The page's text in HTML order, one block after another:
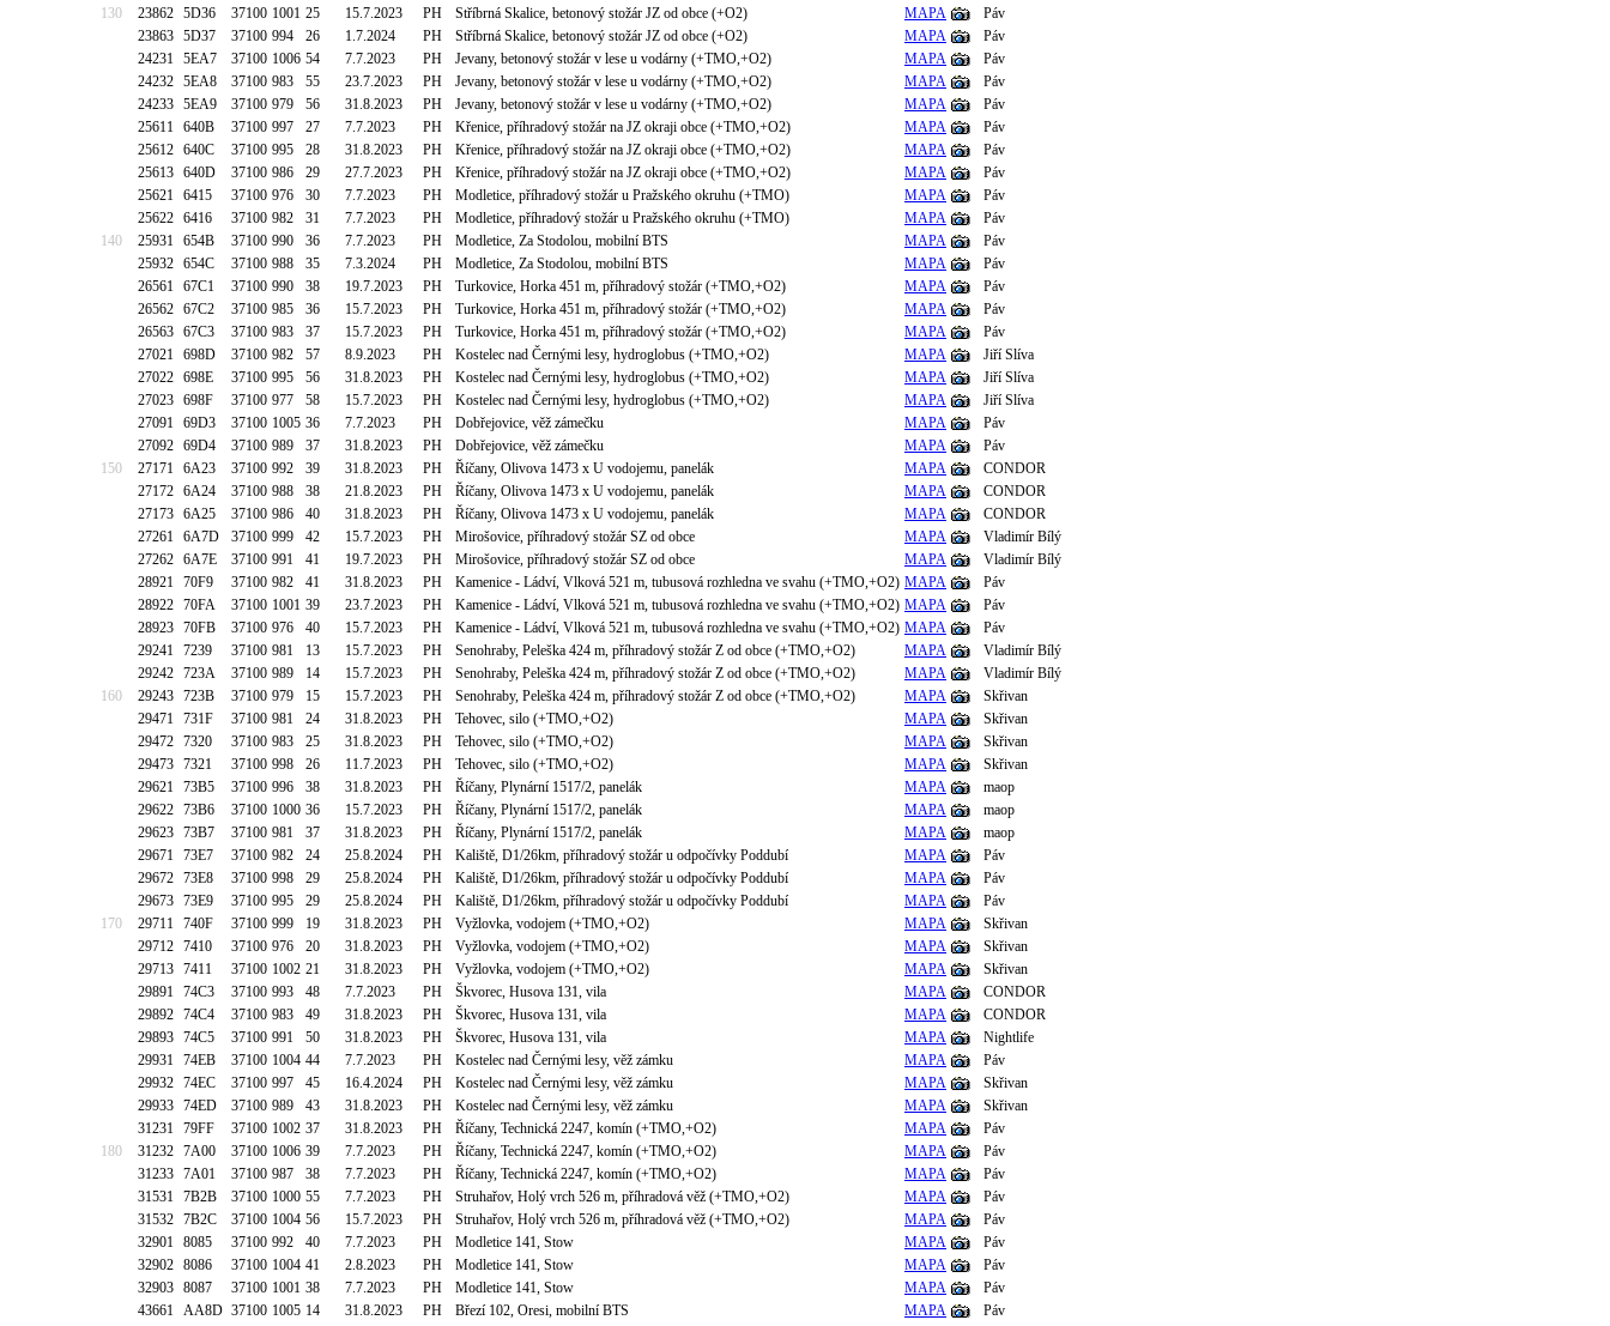
130
23862 5D36 37100 1001 25 15.7.2023 PH Stříbrná Skalice, betonový stožár JZ od obce (+O2) MAPA
Páv
23863 5D37 37100 994 26 1.7.2024 PH Stříbrná Skalice, betonový stožár JZ od obce (+O2) MAPA
Páv
24231 5EA7 37100 1006 54 7.7.2023 PH Jevany, betonový stožár v lese u vodárny (+TMO,+O2) MAPA
Páv
24232 5EA8 37100 983 55 23.7.2023 PH Jevany, betonový stožár v lese u vodárny (+TMO,+O2) MAPA
Páv
24233 5EA9 37100 979 56 31.8.2023 PH Jevany, betonový stožár v lese u vodárny (+TMO,+O2) MAPA
Páv
25611 640B 37100 997 27 7.7.2023 PH Křenice, příhradový stožár na JZ okraji obce (+TMO,+O2) MAPA
Páv
25612 640C 37100 995 28 31.8.2023 PH Křenice, příhradový stožár na JZ okraji obce (+TMO,+O2) MAPA
Páv
25613 640D 37100 986 29 27.7.2023 PH Křenice, příhradový stožár na JZ okraji obce (+TMO,+O2) MAPA
Páv
25621 6415 37100 976 30 7.7.2023 PH Modletice, příhradový stožár u Pražského okruhu (+TMO) MAPA
Páv
25622 6416 37100 982 31 7.7.2023 PH Modletice, příhradový stožár u Pražského okruhu (+TMO) MAPA
Páv
140
25931 654B 37100 990 36 7.7.2023 PH Modletice, Za Stodolou, mobilní BTS MAPA
Páv
25932 654C 37100 988 35 7.3.2024 PH Modletice, Za Stodolou, mobilní BTS MAPA
Páv
26561 67C1 37100 990 38 19.7.2023 PH Turkovice, Horka 451 m, příhradový stožár (+TMO,+O2) MAPA
Páv
26562 67C2 37100 985 36 15.7.2023 PH Turkovice, Horka 451 m, příhradový stožár (+TMO,+O2) MAPA
Páv
26563 67C3 37100 983 37 15.7.2023 PH Turkovice, Horka 451 m, příhradový stožár (+TMO,+O2) MAPA
Páv
27021 698D 37100 982 57 8.9.2023 PH Kostelec nad Černými lesy, hydroglobus (+TMO,+O2) MAPA
Jiří Slíva
27022 698E 37100 995 56 31.8.2023 PH Kostelec nad Černými lesy, hydroglobus (+TMO,+O2) MAPA
Jiří Slíva
27023 698F 37100 977 58 15.7.2023 PH Kostelec nad Černými lesy, hydroglobus (+TMO,+O2) MAPA
Jiří Slíva
27091 69D3 37100 1005 36 7.7.2023 PH Dobřejovice, věž zámečku MAPA
Páv
27092 69D4 37100 989 37 31.8.2023 PH Dobřejovice, věž zámečku MAPA
Páv
150
27171 6A23 37100 992 39 31.8.2023 PH Říčany, Olivova 1473 x U vodojemu, panelák MAPA
CONDOR
27172 6A24 37100 988 38 21.8.2023 PH Říčany, Olivova 1473 x U vodojemu, panelák MAPA
CONDOR
27173 6A25 37100 986 40 31.8.2023 PH Říčany, Olivova 1473 x U vodojemu, panelák MAPA
CONDOR
27261 6A7D 37100 999 42 15.7.2023 PH Mirošovice, příhradový stožár SZ od obce MAPA
Vladimír Bílý
27262 6A7E 37100 991 41 19.7.2023 PH Mirošovice, příhradový stožár SZ od obce MAPA
Vladimír Bílý
28921 70F9 37100 982 41 31.8.2023 PH Kamenice - Ládví, Vlková 521 m, tubusová rozhledna ve svahu (+TMO,+O2) MAPA
Páv
28922 70FA 37100 1001 39 23.7.2023 PH Kamenice - Ládví, Vlková 521 m, tubusová rozhledna ve svahu (+TMO,+O2) MAPA
Páv
28923 70FB 37100 976 40 15.7.2023 PH Kamenice - Ládví, Vlková 521 m, tubusová rozhledna ve svahu (+TMO,+O2) MAPA
Páv
29241 7239 37100 981 13 15.7.2023 PH Senohraby, Peleška 424 m, příhradový stožár Z od obce (+TMO,+O2) MAPA
Vladimír Bílý
29242 723A 37100 989 14 15.7.2023 PH Senohraby, Peleška 424 m, příhradový stožár Z od obce (+TMO,+O2) MAPA
Vladimír Bílý
160
29243 723B 37100 979 15 15.7.2023 PH Senohraby, Peleška 424 m, příhradový stožár Z od obce (+TMO,+O2) MAPA
Skřivan
29471 731F 37100 981 24 31.8.2023 PH Tehovec, silo (+TMO,+O2) MAPA
Skřivan
29472 7320 37100 983 25 31.8.2023 PH Tehovec, silo (+TMO,+O2) MAPA
Skřivan
29473 7321 37100 998 26 11.7.2023 PH Tehovec, silo (+TMO,+O2) MAPA
Skřivan
29621 73B5 37100 996 38 31.8.2023 PH Říčany, Plynární 1517/2, panelák MAPA
maop
29622 73B6 37100 1000 36 15.7.2023 PH Říčany, Plynární 1517/2, panelák MAPA
maop
29623 73B7 37100 981 37 31.8.2023 PH Říčany, Plynární 1517/2, panelák MAPA
maop
29671 73E7 37100 982 24 25.8.2024 PH Kaliště, D1/26km, příhradový stožár u odpočívky Poddubí MAPA
Páv
29672 73E8 37100 998 29 25.8.2024 PH Kaliště, D1/26km, příhradový stožár u odpočívky Poddubí MAPA
Páv
29673 73E9 37100 995 29 25.8.2024 PH Kaliště, D1/26km, příhradový stožár u odpočívky Poddubí MAPA
Páv
170
29711 740F 37100 999 19 31.8.2023 PH Vyžlovka, vodojem (+TMO,+O2) MAPA
Skřivan
29712 7410 37100 976 20 31.8.2023 PH Vyžlovka, vodojem (+TMO,+O2) MAPA
Skřivan
29713 7411 37100 1002 21 31.8.2023 PH Vyžlovka, vodojem (+TMO,+O2) MAPA
Skřivan
29891 74C3 37100 993 48 7.7.2023 PH Škvorec, Husova 131, vila MAPA
CONDOR
29892 74C4 37100 983 49 31.8.2023 PH Škvorec, Husova 131, vila MAPA
CONDOR
29893 74C5 37100 991 50 31.8.2023 PH Škvorec, Husova 131, vila MAPA
Nightlife
29931 74EB 37100 1004 44 7.7.2023 PH Kostelec nad Černými lesy, věž zámku MAPA
Páv
29932 74EC 37100 997 45 16.4.2024 PH Kostelec nad Černými lesy, věž zámku MAPA
Skřivan
29933 74ED 37100 989 43 31.8.2023 PH Kostelec nad Černými lesy, věž zámku MAPA
Skřivan
31231 79FF 37100 1002 37 31.8.2023 PH Říčany, Technická 2247, komín (+TMO,+O2) MAPA
Páv
180
31232 7A00 37100 1006 39 7.7.2023 PH Říčany, Technická 2247, komín (+TMO,+O2) MAPA
Páv
31233 7A01 37100 987 38 7.7.2023 PH Říčany, Technická 2247, komín (+TMO,+O2) MAPA
Páv
31531 7B2B 37100 1000 55 7.7.2023 PH Struhařov, Holý vrch 526 m, příhradová věž (+TMO,+O2) MAPA
Páv
31532 7B2C 37100 1004 56 15.7.2023 PH Struhařov, Holý vrch 526 m, příhradová věž (+TMO,+O2) MAPA
Páv
32901 8085 37100 992 40 7.7.2023 PH Modletice 141, Stow MAPA
Páv
32902 8086 37100 1004 41 2.8.2023 PH Modletice 141, Stow MAPA
Páv
32903 8087 37100 1001 38 7.7.2023 PH Modletice 141, Stow MAPA
Páv
43661 AA8D 37100 1005 14 31.8.2023 PH Březí 102, Oresi, mobilní BTS MAPA
Páv